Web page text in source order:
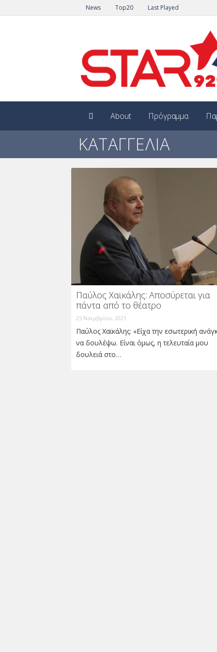
News Top20 Last Played
About Πρόγραμμα
ΚΑΤΑΓΓΕΛΙΑ
Παύλος Χαϊκάλης: Αποσύρεται για
πάντα από το θέατρο
25 Νοεμβρίου, 2021
Παύλος Χαϊκάλης: «Είχα την εσωτερική
να δουλέψω. Είναι όμως, η τελευταία μου
δουλειά στο…